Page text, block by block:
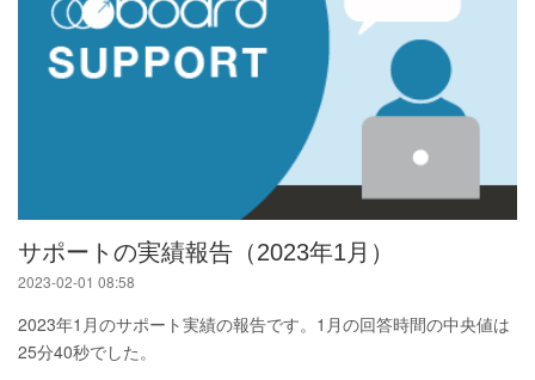
サポートの実績報告（2023年1月）
2023-02-01 08:58
2023年1月のサポート実績の報告です。1月の回答時間の中央値は
25分40秒でした。